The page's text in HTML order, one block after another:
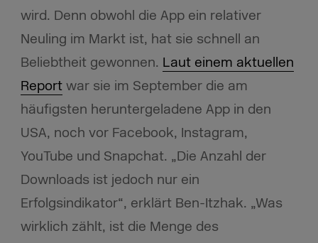
wird. Denn obwohl die App ein relativer
Neuling im Markt ist, hat sie schnell an
Beliebtheit gewonnen. Laut einem aktuellen
Reportwar sie im September die am
häufigsten heruntergeladene App in den
USA, noch vor Facebook, Instagram,
YouTube und Snapchat. „Die Anzahl der
Downloads ist jedoch nur ein
Erfolgsindikator“, erklärt Ben-Itzhak. „Was
wirklich zählt, ist die Menge des